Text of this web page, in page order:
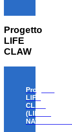
Progetto
LIFE
CLAW
Progetto
LIFE
CLAW
(LIFE18
NAT/IT/000806)